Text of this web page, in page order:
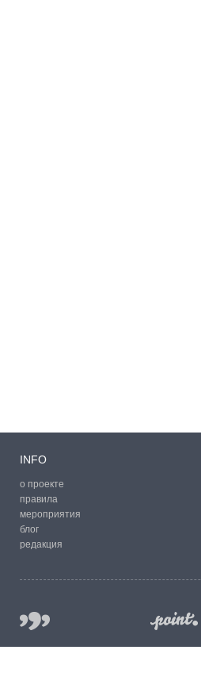
INFO
о проекте
правила
мероприятия
блог
редакция